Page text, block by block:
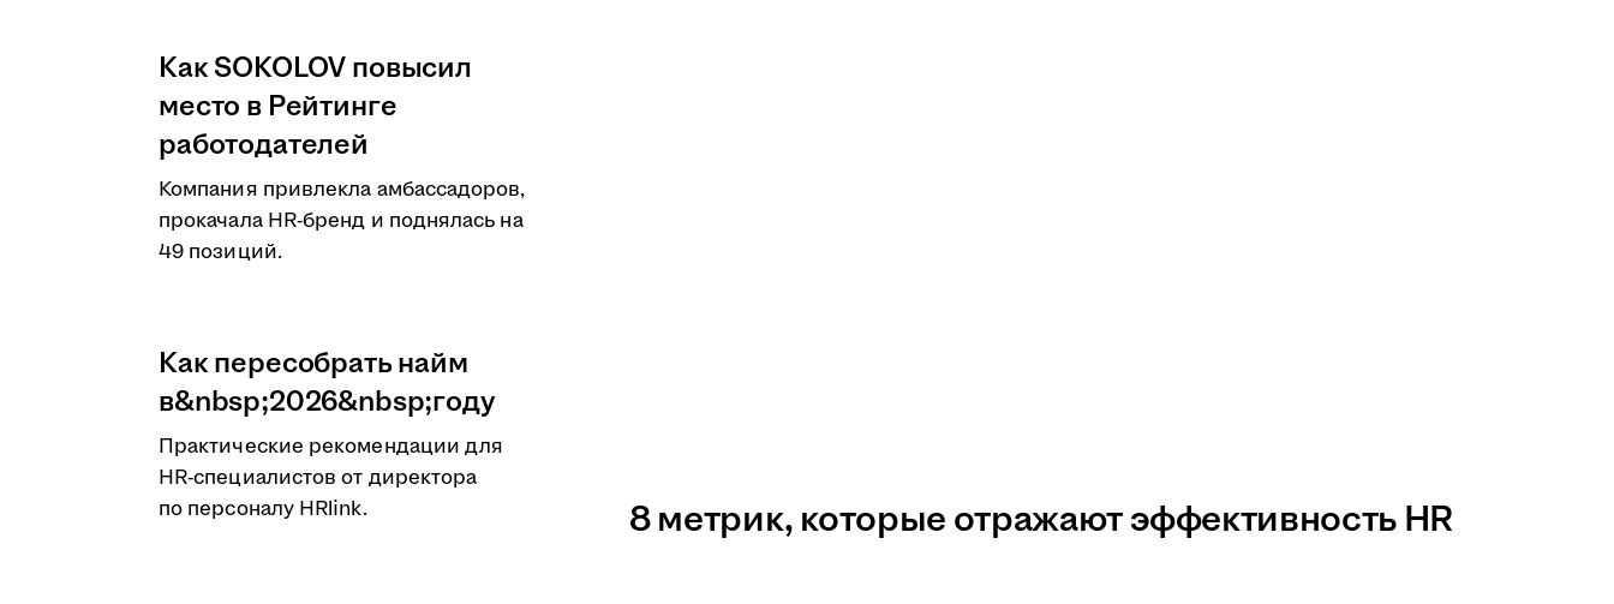
Как SOKOLOV повысил
место в Рейтинге
работодателей
Компания привлекла амбассадоров,
прокачала HR-бренд и поднялась на
49 позиций.
Как пересобрать найм
в&nbsp;2026&nbsp;году
Практические рекомендации для
HR-специалистов от директора
по персоналу HRlink.
8 метрик, которые отражают эффективность HR